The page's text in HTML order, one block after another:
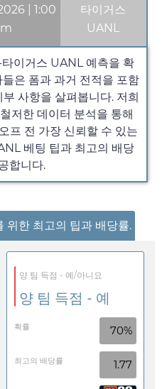
1:00
타이거스
UANL
이거스 UANL 예측을 확
은 폼과 과거 전적을 포함
사항을 살펴봅니다. 저희
저한 데이터 분석을 통해
프 전 가장 신뢰할 수 있는
베팅 팁과 최고의 배당
합니다.
위한 최고의 팁과 배당률.
양 팀 득점 - 예/아니요
양 팀 득점 - 예
확률 70%
최고의 배당률 1.77